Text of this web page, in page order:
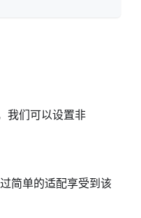
我们可以设置非
简单的适配享受到该